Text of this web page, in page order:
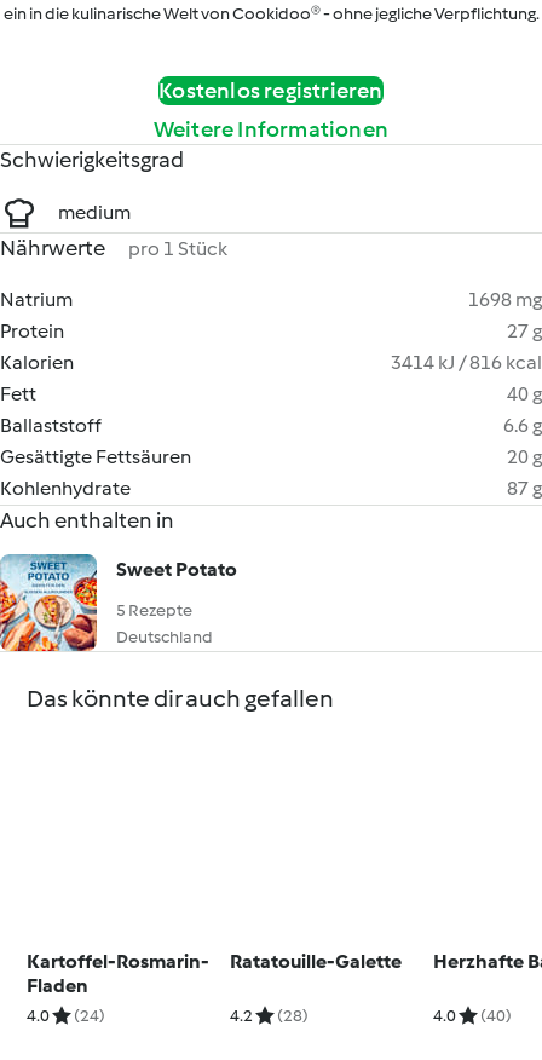
ein in die kulinarische Welt von Cookidoo® - ohne jegliche Verpflichtung.
Kostenlos registrieren
Weitere Informationen
Schwierigkeitsgrad
medium
Nährwerte pro 1 Stück
Natrium
1698 mg
Protein
27 g
Kalorien
3414 kJ / 816 kcal
Fett
40 g
Ballaststoff
6.6 g
Gesättigte Fettsäuren
20 g
Kohlenhydrate
87 g
Auch enthalten in
Sweet Potato
5 Rezepte
Deutschland
Das könnte dir auch gefallen
Kartoffel-Rosmarin-
Fladen
4.0 (24)
Ratatouille-Galette
4.2 (28)
Herzhafte
4.0 (40)